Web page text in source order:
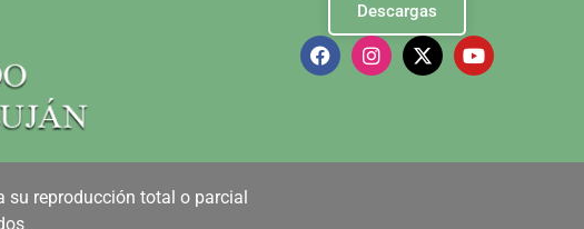
Descargas
reproducción total o parcial